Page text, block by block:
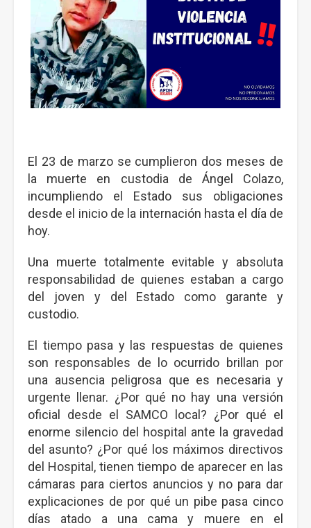
El 23 de marzo se cumplieron dos meses de
la muerte en custodia de Ángel Colazo,
incumpliendo el Estado sus obligaciones
desde el inicio de la internación hasta el día de
hoy.
Una muerte totalmente evitable y absoluta
responsabilidad de quienes estaban a cargo
del joven y del Estado como garante y
custodio.
El tiempo pasa y las respuestas de quienes
son responsables de lo ocurrido brillan por
una ausencia peligrosa que es necesaria y
urgente llenar. ¿Por qué no hay una versión
oficial desde el SAMCO local? ¿Por qué el
enorme silencio del hospital ante la gravedad
del asunto? ¿Por qué los máximos directivos
del Hospital, tienen tiempo de aparecer en las
cámaras para ciertos anuncios y no para dar
explicaciones de por qué un pibe pasa cinco
días atado a una cama y muere en el